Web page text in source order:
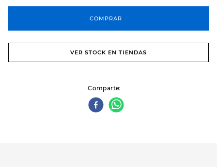
COMPRAR
VER STOCK EN TIENDAS
Comparte